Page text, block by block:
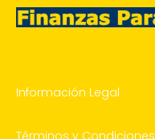
Información Legal
Términos y Condiciones